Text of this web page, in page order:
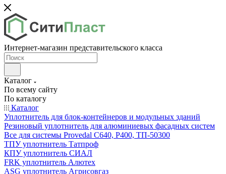
Интернет-магазин представительского класса
Каталог
По всему сайту
По каталогу
Каталог
Уплотнитель для блок-контейнеров и модульных зданий
Резиновый уплотнитель для алюминиевых фасадных систем
Все для системы Provedal С640, Р400, ТП-50300
ТПУ уплотнитель Татпроф
КПУ уплотнитель СИАЛ
FRK уплотнитель Алютех
ASG уплотнитель Агрисовгаз